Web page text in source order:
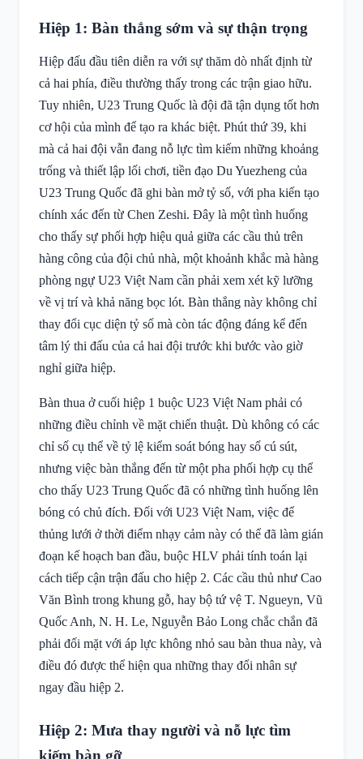
Hiệp 1: Bàn thắng sớm và sự thận trọng
Hiệp đấu đầu tiên diễn ra với sự thăm dò nhất định từ
cả hai phía, điều thường thấy trong các trận giao hữu.
Tuy nhiên, U23 Trung Quốc là đội đã tận dụng tốt hơn
cơ hội của mình để tạo ra khác biệt. Phút thứ 39, khi
mà cả hai đội vẫn đang nỗ lực tìm kiếm những khoảng
trống và thiết lập lối chơi, tiền đạo Du Yuezheng của
U23 Trung Quốc đã ghi bàn mở tỷ số, với pha kiến tạo
chính xác đến từ Chen Zeshi. Đây là một tình huống
cho thấy sự phối hợp hiệu quả giữa các cầu thủ trên
hàng công của đội chủ nhà, một khoảnh khắc mà hàng
phòng ngự U23 Việt Nam cần phải xem xét kỹ lưỡng
về vị trí và khả năng bọc lót. Bàn thắng này không chỉ
thay đổi cục diện tỷ số mà còn tác động đáng kể đến
tâm lý thi đấu của cả hai đội trước khi bước vào giờ
nghỉ giữa hiệp.
Bàn thua ở cuối hiệp 1 buộc U23 Việt Nam phải có
những điều chỉnh về mặt chiến thuật. Dù không có các
chỉ số cụ thể về tỷ lệ kiểm soát bóng hay số cú sút,
nhưng việc bàn thắng đến từ một pha phối hợp cụ thể
cho thấy U23 Trung Quốc đã có những tình huống lên
bóng có chủ đích. Đối với U23 Việt Nam, việc để
thủng lưới ở thời điểm nhạy cảm này có thể đã làm gián
đoạn kế hoạch ban đầu, buộc HLV phải tính toán lại
cách tiếp cận trận đấu cho hiệp 2. Các cầu thủ như Cao
Văn Bình trong khung gỗ, hay bộ tứ vệ T. Ngueyn, Vũ
Quốc Anh, N. H. Le, Nguyễn Bảo Long chắc chắn đã
phải đối mặt với áp lực không nhỏ sau bàn thua này, và
điều đó được thể hiện qua những thay đổi nhân sự
ngay đầu hiệp 2.
Hiệp 2: Mưa thay người và nỗ lực tìm
kiếm bàn gỡ